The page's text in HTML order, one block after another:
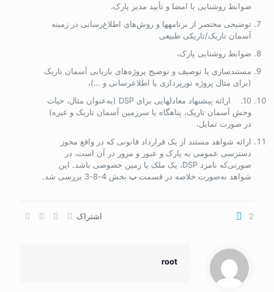
ضوابط روشنایی با امضا و تأیید مدیر پارک،
توضیحی مختصر از برنامه­ها و روش‌های اطلاع‌رسانی در زمینه
آسمان تاریک/تاریکی طبیعی
ضوابط روشنایی پارک،
مستندسازی یا توصیف و توضیح پروژ­ه‌های بازیابی آسمان تاریک
(برای مثال پروژه نورپردازی یا اطلاع­رسانی و …)،
10. ارائه پیشنهاد معادل­هایی برای DSP (به‌عنوان مثال، حیات
وحش آسمان تاریک، پناهگاه یا سرزمین آسمان تاریک و غیره)
در صورت تمایل،
ارائه شواهد مستند از یک قرارداد قانونی که در واقع مجوز
دسترسی عمومی به پارک و عبور و مرور در آن است، در
صورتی‌که نامزد DSP، یک ملک یا زمین خصوصی­ باشد. این
شواهد به‌صورت خلاصه در قسمت ب بخش 4-8-3 بررسی شد.
اشتراک 2
root